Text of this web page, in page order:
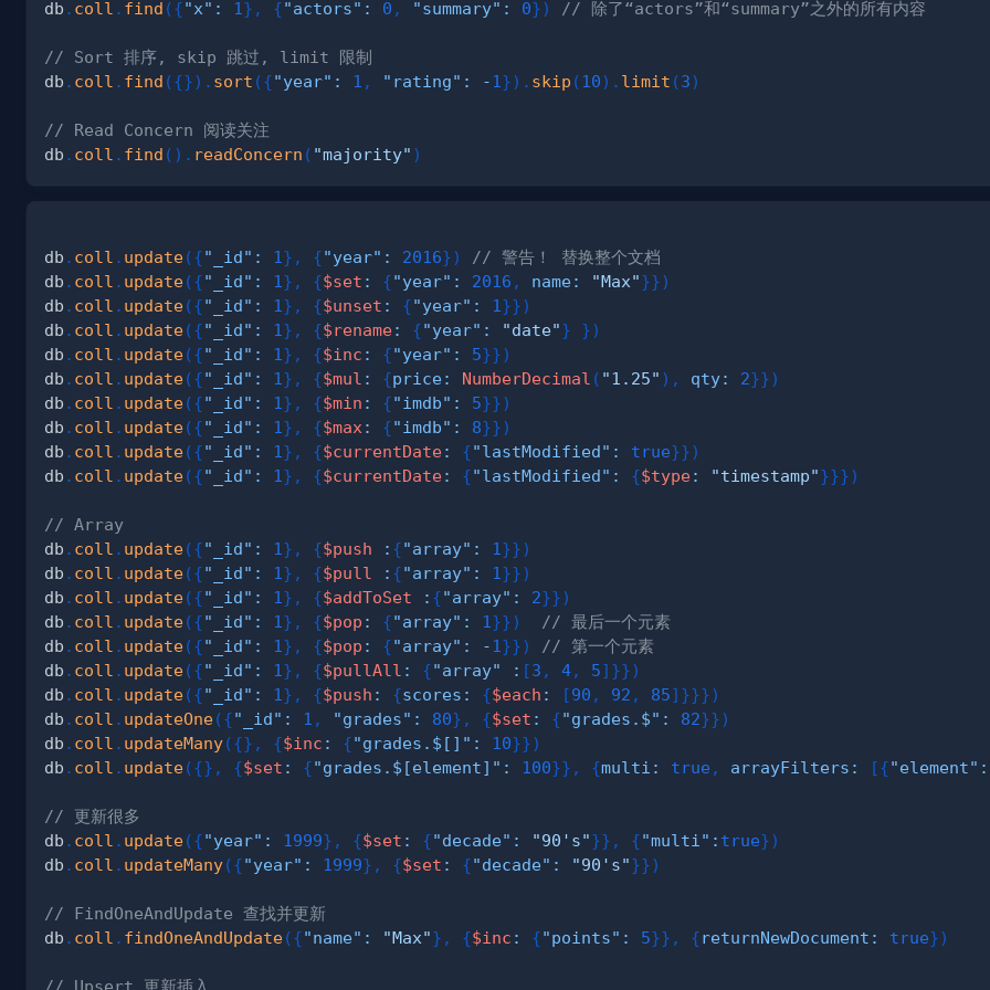
db . coll . find ({"x" : 1 } , {"actors" : 0 , "summary" : 0}) // 除了“actors”和“summary”之外的所有内容
// Sort 排序, skip 跳过, limit 限制
db . coll . find ({}) . sort ({"year" : 1 , "rating" : -1 }) . skip (10) . limit (3)
// Read Concern 阅读关注
db . coll . find ( ) . readConcern ( "majority" )
db . coll . update({"_id" : 1 } , {"year" : 2016})
// 警告！ 替换整个文档
db . coll . update({"_id" : 1 } , {$set : {"year" : 2016 , name: "Max"}})
db . coll . update({"_id" : 1 } , {$unset : {"year" : 1 }})
db . coll . update({"_id" : 1 } , {$rename: {"year" : "date"} })
db . coll . update({"_id" : 1 } , {$inc : {"year" : 5}})
db . coll . update({"_id" : 1 } , {$mul : {price: NumberDecimal ( "1.25" ) , qty: 2}})
db . coll . update({"_id" : 1 } , {$min : {"imdb" : 5}})
db . coll . update({"_id" : 1 } , {$max : {"imdb" : 8}})
db . coll . update({"_id" : 1 } , {$currentDate: {"lastModified" : true}})
db . coll . update({"_id" : 1 } , {$currentDate: {"lastModified" : {$type: "timestamp"}}})
// Array
db . coll . update({"_id" : 1 } , {$push : {"array" : 1 }})
db . coll . update({"_id" : 1 } , {$pull : {"array" : 1 }})
db . coll . update({"_id" : 1 } , {$addToSet : {"array" : 2}})
db . coll . update({"_id" : 1 } , {$pop : {"array" : 1 }})
// 最后一个元素
db . coll . update({"_id" : 1 } , {$pop : {"array" : -1 }})
// 第一个元素
db . coll . update({"_id" : 1 } , {$pullAll : {"array" : [3 , 4, 5] }})
db . coll . update({"_id" : 1 } , {$push : {scores : {$each : [90 , 92 , 85] }}})
db . coll . updateOne({"_id" : 1 , "grades" : 80} , {$set : {"grades.$" : 82}})
db . coll . updateMany({} , {$inc : {"grades.$[]" : 10}})
db . coll . update({} , {$set : {"grades.$[element]" : 100}} , {multi : true , arrayFilters : [{"element" :
// 更新很多
db . coll . update({"year" : 1999} , {$set : {"decade" : "90's"}} , {"multi" : true})
db . coll . updateMany({"year" : 1999} , {$set : {"decade" : "90's"}})
// FindOneAndUpdate 查找并更新
db . coll . findOneAndUpdate({"name" : "Max"} , {$inc : {"points" : 5}} , {returnNewDocument : true})